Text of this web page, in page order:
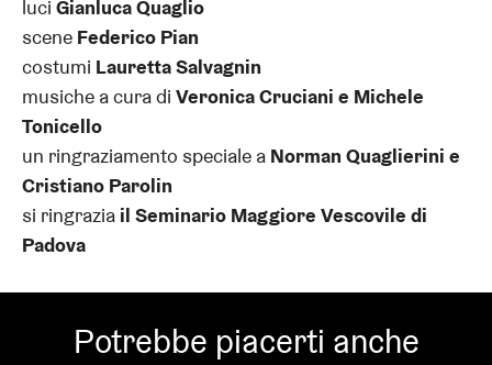
luci Gianluca Quaglio
scene Federico Pian
costumi Lauretta Salvagnin
musiche a cura di Veronica Cruciani e Michele
Tonicello
un ringraziamento speciale a Norman Quaglierini e
Cristiano Parolin
si ringrazia il Seminario Maggiore Vescovile di
Padova
Potrebbe piacerti anche